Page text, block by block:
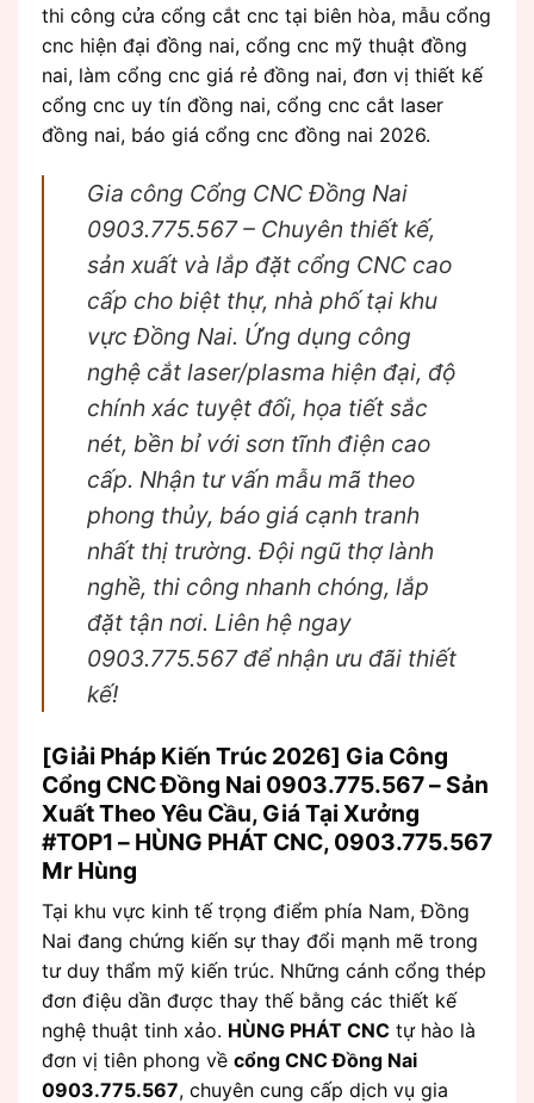
thi công cửa cổng cắt cnc tại biên hòa, mẫu cổng
cnc hiện đại đồng nai, cổng cnc mỹ thuật đồng
nai, làm cổng cnc giá rẻ đồng nai, đơn vị thiết kế
cổng cnc uy tín đồng nai, cổng cnc cắt laser
đồng nai, báo giá cổng cnc đồng nai 2026.
Gia công Cổng CNC Đồng Nai
0903.775.567 – Chuyên thiết kế,
sản xuất và lắp đặt cổng CNC cao
cấp cho biệt thự, nhà phố tại khu
vực Đồng Nai. Ứng dụng công
nghệ cắt laser/plasma hiện đại, độ
chính xác tuyệt đối, họa tiết sắc
nét, bền bỉ với sơn tĩnh điện cao
cấp. Nhận tư vấn mẫu mã theo
phong thủy, báo giá cạnh tranh
nhất thị trường. Đội ngũ thợ lành
nghề, thi công nhanh chóng, lắp
đặt tận nơi. Liên hệ ngay
0903.775.567 để nhận ưu đãi thiết
kế!
[Giải Pháp Kiến Trúc 2026] Gia Công
Cổng CNC Đồng Nai 0903.775.567 – Sản
Xuất Theo Yêu Cầu, Giá Tại Xưởng
#TOP1 – HÙNG PHÁT CNC, 0903.775.567
Mr Hùng
Tại khu vực kinh tế trọng điểm phía Nam, Đồng
Nai đang chứng kiến sự thay đổi mạnh mẽ trong
tư duy thẩm mỹ kiến trúc. Những cánh cổng thép
đơn điệu dần được thay thế bằng các thiết kế
nghệ thuật tinh xảo. HÙNG PHÁT CNC tự hào là
đơn vị tiên phong về cổng CNC Đồng Nai
0903.775.567, chuyên cung cấp dịch vụ gia